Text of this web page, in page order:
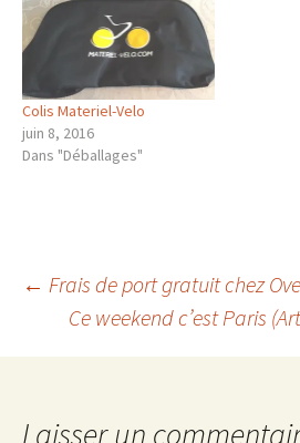
Colis Materiel-Velo
juin 8, 2016
Dans "Déballages"
Navigation
des
← Frais de port gratuit chez
Ce weekend c’est Paris
Laisser un